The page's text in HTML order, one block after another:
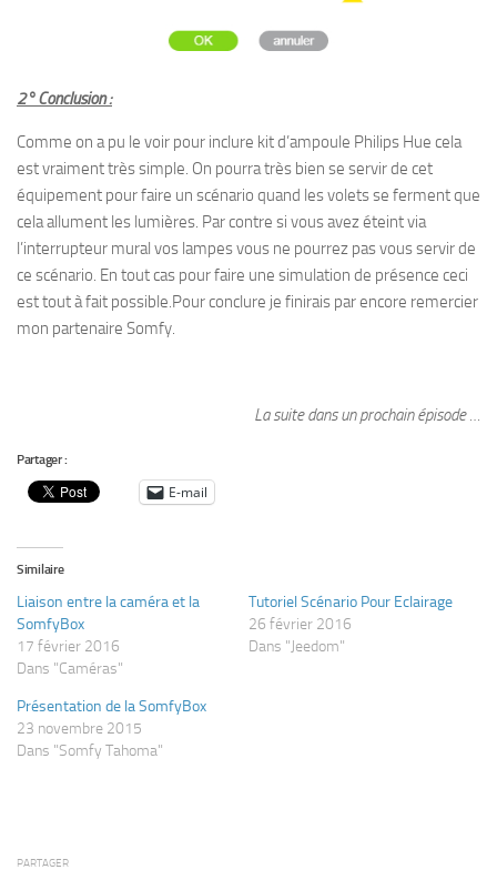
2° Conclusion :
Comme on a pu le voir pour inclure kit d’ampoule Philips Hue cela
est vraiment très simple. On pourra très bien se servir de cet
équipement pour faire un scénario quand les volets se ferment que
cela allument les lumières. Par contre si vous avez éteint via
l’interrupteur mural vos lampes vous ne pourrez pas vous servir de
ce scénario. En tout cas pour faire une simulation de présence ceci
est tout à fait possible.Pour conclure je finirais par encore remercier
mon partenaire Somfy.
La suite dans un prochain épisode …
Partager :
E-mail
Similaire
Liaison entre la caméra et la
SomfyBox
17 février 2016
Dans "Caméras"
Tutoriel Scénario Pour Eclairage
26 février 2016
Dans "Jeedom"
Présentation de la SomfyBox
23 novembre 2015
Dans "Somfy Tahoma"
PARTAGER